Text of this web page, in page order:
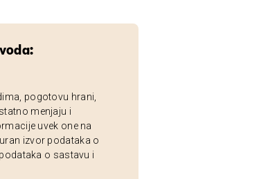
pogotovu hrani,
menjaju i
uvek one na
izvor podataka o
o sastavu i